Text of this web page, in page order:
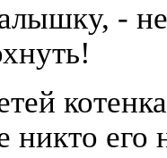
-
никто его